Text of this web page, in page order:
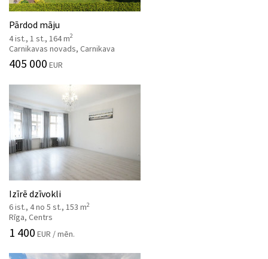
Pārdod māju
4 ist., 1 st., 164 m2
Carnikavas novads, Carnikava
405 000 EUR
Izīrē dzīvokli
6 ist., 4 no 5 st., 153 m2
Rīga, Centrs
1 400 EUR / mēn.